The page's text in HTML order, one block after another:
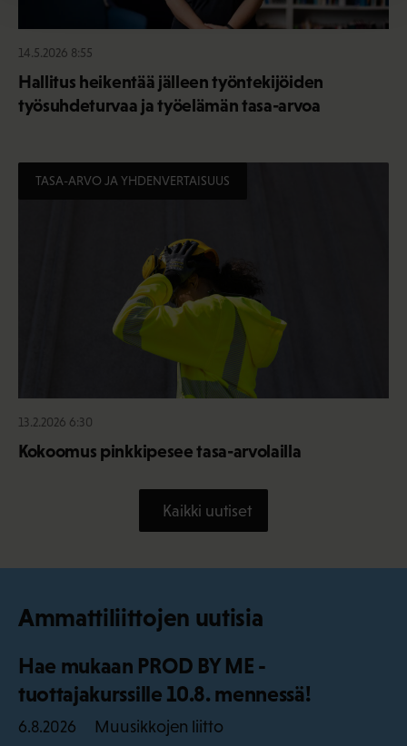
14.5.2026 8:55
Hallitus heikentää jälleen työntekijöiden
työsuhdeturvaa ja työelämän tasa-arvoa
TASA-ARVO JA YHDENVERTAISUUS
13.2.2026 6:30
Kokoomus pinkkipesee tasa-arvolailla
Kaikki uutiset
Ammattiliittojen uutisia
Hae mukaan PROD BY ME -
tuottajakurssille 10.8. mennessä!
6.8.2026 Muusikkojen liitto